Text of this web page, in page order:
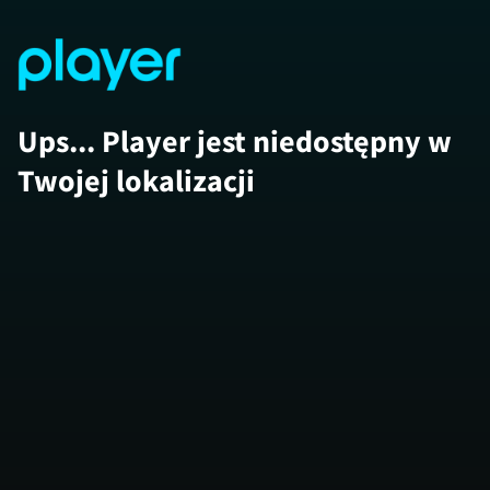
Ups... Player jest niedostępny w
Twojej lokalizacji